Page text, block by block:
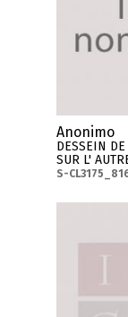
Anonimo
DESSEIN
SUR L'
S-